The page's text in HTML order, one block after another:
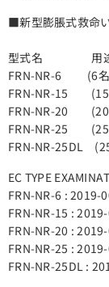
■新型膨脹式救命
型式名
FRN-NR-6
FRN-NR-15
FRN-NR-20 (20
FRN-NR-25
FRN-NR-
EC TYPE
FRN-NR-6 : 2019-
FRN-NR-15 :
FRN-NR-20 :
FRN-NR-25 :
FRN-NR-25DL :